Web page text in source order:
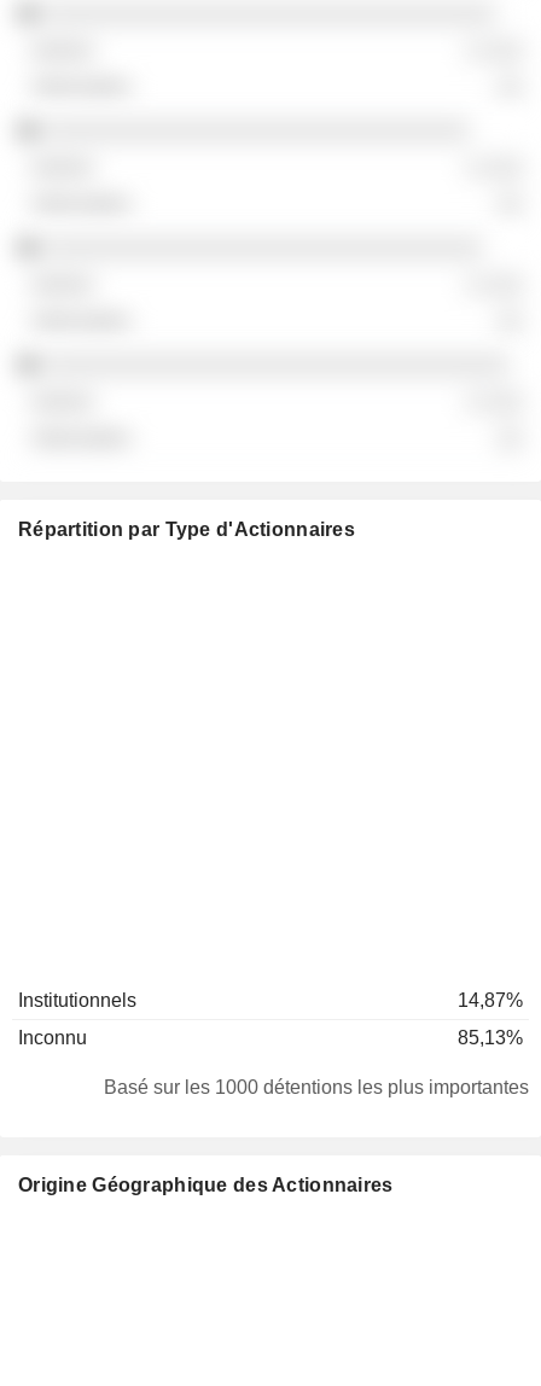
Répartition par Type d'Actionnaires
Institutionnels
14,87%
Inconnu
85,13%
Basé sur les 1000 détentions les plus importantes
Origine Géographique des Actionnaires